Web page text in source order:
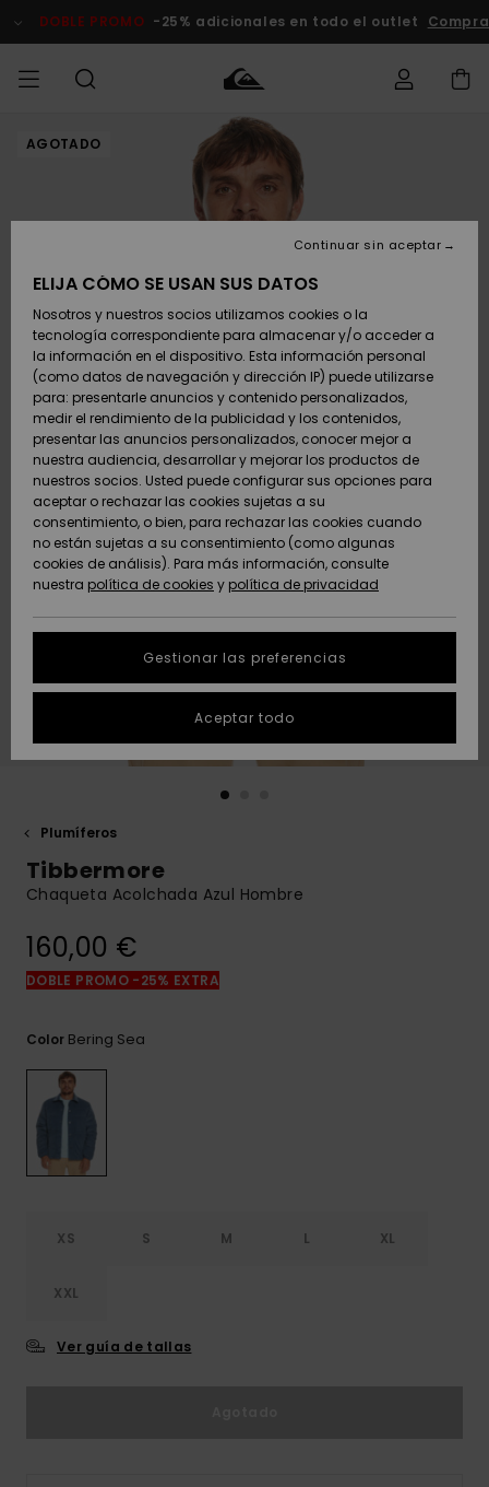
del
DOBLE PROMO -25% adicionales en todo el outlet
HOMBRE Ropa
Zapatos y
chanclas
Surf
Snow
Novedades
Destacados
Ropa
Zapatos y
chanclas
Surf
Snow
Novedades
Destacados
Shop
Destacados
Snow
SURF
Surf Shop
Hombre
Highlights
Comunidad
SNOW
Tienda
Snow
Hombre
Snow Niños
Tienda
Snow Mujer
Destacados
Comunidad
DOBLE
PROMO
Outlet
Hombre
Outlet
Mujer
AYUDA &
CONTACTO
Accede a tu
pedido
Envio
Devoluciones
Pago
Tarjeta de
regalo
Quiksilver
Freedom
Protección de
datos
personales
Inicia una
conversación
la respuesta
más rápida a
más
frecuentes y
SOSTENIBILIDAD
AGOTADO
Plumíferos
Tibbermore
Chaqueta Acolchada Azul Hombre
160,00 €
DOBLE PROMO -25% EXTRA
Color Bering Sea
XS S M L XL
XXL
Ver guía de tallas
ELIJA CÓMO SE USAN SUS DATOS
Nosotros y nuestros socios utilizamos cookies o la
tecnología correspondiente para almacenar y/o acceder a
la información en el dispositivo. Esta información personal
(como datos de navegación y dirección IP) puede utilizarse
para: presentarle anuncios y contenido personalizados,
medir el rendimiento de la publicidad y los contenidos,
presentar las anuncios personalizados, conocer mejor a
nuestra audiencia, desarrollar y mejorar los productos de
nuestros socios. Usted puede configurar sus opciones para
aceptar o rechazar las cookies sujetas a su
consentimiento, o bien, para rechazar las cookies cuando
no están sujetas a su consentimiento (como algunas
cookies de análisis). Para más información, consulte
nuestra política de cookies y política de privacidad
Gestionar las preferencias
Continuar sin aceptar
Aceptar todo